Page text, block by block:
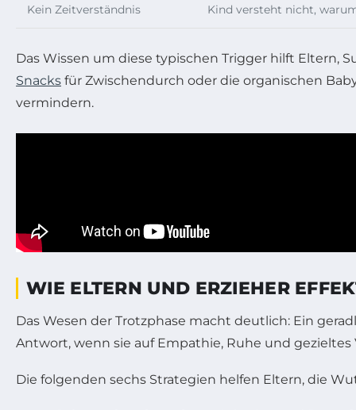
Kein Zeitverständnis Kind versteht nicht,
Das Wissen um diese typischen Trigger hilft Eltern,
Snacks für Zwischendurch oder die organischen
vermindern.
WIE ELTERN UND ERZIEHER
Das Wesen der Trotzphase macht deutlich: Ein
Antwort, wenn sie auf Empathie, Ruhe und gezieltes
Die folgenden sechs Strategien helfen Eltern, die